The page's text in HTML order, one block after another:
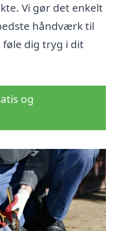
Vi gør det enkelt
håndværk til
dig tryg i dit
og